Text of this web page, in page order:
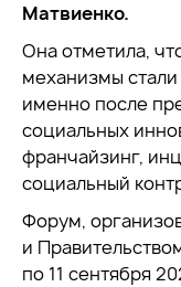
Матвиенко.
Она отметила,
механизмы
именно после
социальных
франчайзинг,
социальный
Форум,
и
по 11 сентября